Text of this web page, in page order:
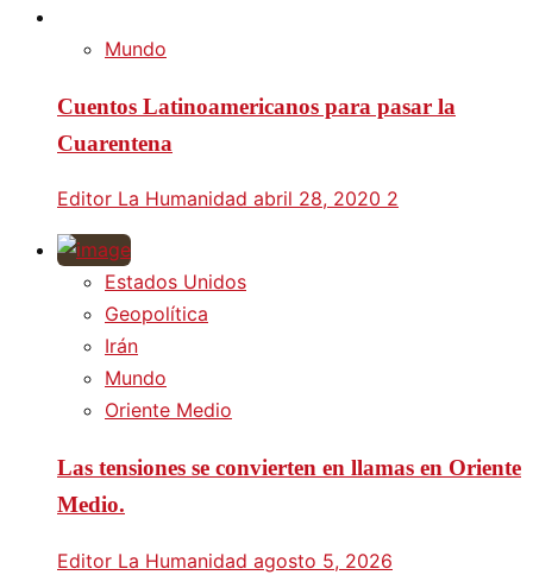
Mundo
Cuentos Latinoamericanos para pasar la
Cuarentena
Editor La Humanidad abril 28, 2020 2
Estados Unidos
Geopolítica
Irán
Mundo
Oriente Medio
Las tensiones se convierten en llamas en Oriente
Medio.
Editor La Humanidad agosto 5, 2026